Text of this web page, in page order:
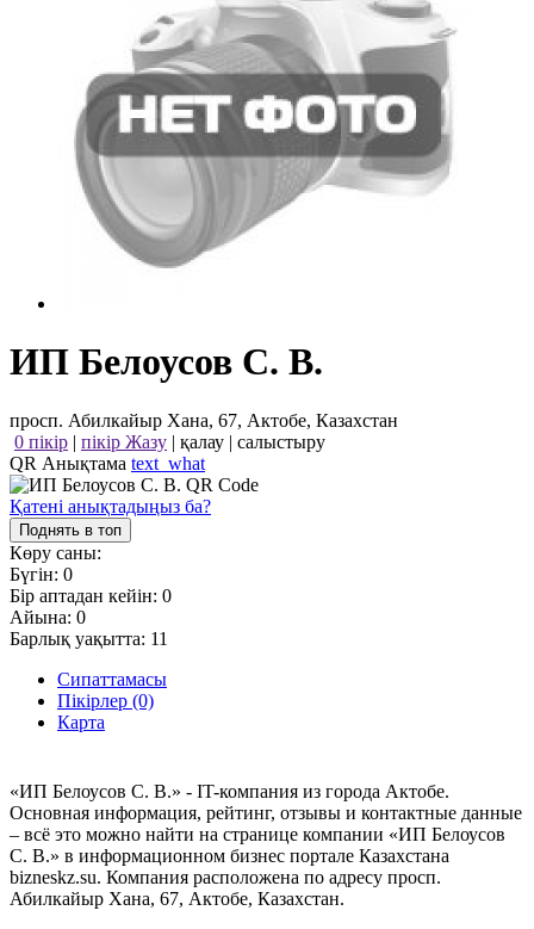
ИП Белоусов С. В.
просп. Абилкайыр Хана, 67, Актобе, Казахстан
0 пікір | пікір Жазу | қалау | салыстыру
QR Анықтама text_what
Қатені анықтадыңыз ба?
Поднять в топ
Көру саны:
Бүгін: 0
Бір аптадан кейін: 0
Айына: 0
Барлық уақытта: 11
Сипаттамасы
Пікірлер (0)
Карта
«ИП Белоусов С. В.» - IT-компания из города Актобе.
Основная информация, рейтинг, отзывы и контактные данные
– всё это можно найти на странице компании «ИП Белоусов
С. В.» в информационном бизнес портале Казахстана
bizneskz.su. Компания расположена по адресу просп.
Абилкайыр Хана, 67, Актобе, Казахстан.